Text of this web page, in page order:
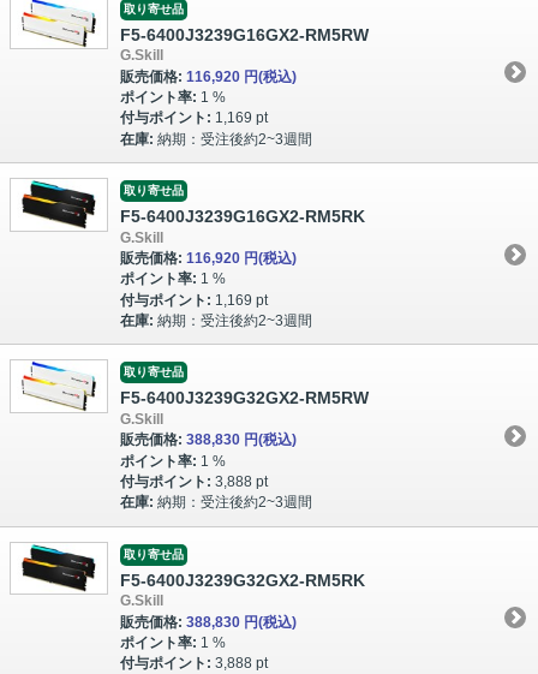
取り寄せ品
F5-6400J3239G16GX2-RM5RW
G.Skill
販売価格: 116,920 円(税込)
ポイント率: 1 %
付与ポイント: 1,169 pt
在庫: 納期：受注後約2~3週間
取り寄せ品
F5-6400J3239G16GX2-RM5RK
G.Skill
販売価格: 116,920 円(税込)
ポイント率: 1 %
付与ポイント: 1,169 pt
在庫: 納期：受注後約2~3週間
取り寄せ品
F5-6400J3239G32GX2-RM5RW
G.Skill
販売価格: 388,830 円(税込)
ポイント率: 1 %
付与ポイント: 3,888 pt
在庫: 納期：受注後約2~3週間
取り寄せ品
F5-6400J3239G32GX2-RM5RK
G.Skill
販売価格: 388,830 円(税込)
ポイント率: 1 %
付与ポイント: 3,888 pt